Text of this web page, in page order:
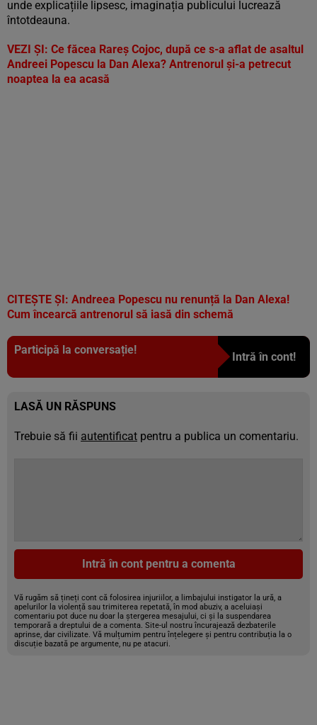
unde explicațiile lipsesc, imaginația publicului lucrează
întotdeauna.
VEZI ȘI: Ce făcea Rareș Cojoc, după ce s-a aflat de asaltul
Andreei Popescu la Dan Alexa? Antrenorul și-a petrecut
noaptea la ea acasă
CITEȘTE ȘI: Andreea Popescu nu renunță la Dan Alexa!
Cum încearcă antrenorul să iasă din schemă
Participă la conversație!
Intră în cont!
LASĂ UN RĂSPUNS
Trebuie să fii autentificat pentru a publica un comentariu.
Intră în cont pentru a comenta
Vă rugăm să țineți cont că folosirea injuriilor, a limbajului instigator la ură, a
apelurilor la violență sau trimiterea repetată, în mod abuziv, a aceluiași
comentariu pot duce nu doar la ștergerea mesajului, ci și la suspendarea
temporară a dreptului de a comenta. Site-ul nostru încurajează dezbaterile
aprinse, dar civilizate. Vă mulțumim pentru înțelegere și pentru contribuția la o
discuție bazată pe argumente, nu pe atacuri.